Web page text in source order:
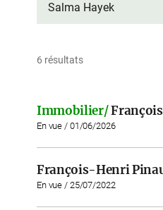
6 résultats
Immobilier/
En vue / 01/06/2026
François-Henri
En vue / 25/07/2022